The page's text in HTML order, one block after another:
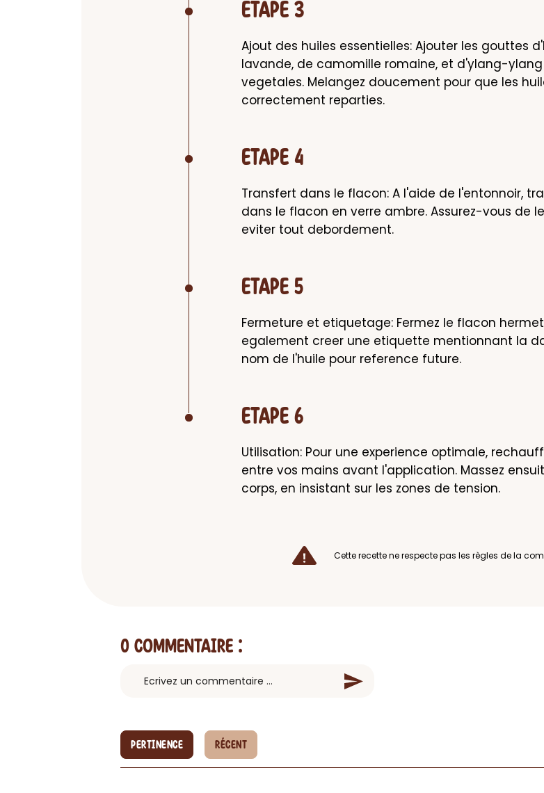
ETAPE 3
Ajout des huiles essentielles: Ajouter les gouttes
lavande, de camomille romaine, et d'ylang-
vegetales. Melangez doucement pour que les
correctement reparties.
ETAPE 4
Transfert dans le flacon: A l'aide de l'entonnoir,
dans le flacon en verre ambre. Assurez-vous de
eviter tout debordement.
ETAPE 5
Fermeture et etiquetage: Fermez le flacon
egalement creer une etiquette mentionnant la
nom de l'huile pour reference future.
ETAPE 6
Utilisation: Pour une experience optimale,
entre vos mains avant l'application. Massez
corps, en insistant sur les zones de tension.
Cette recette ne respecte pas les règles de la
0 Commentaire :
PERTINENCE RÉCENT